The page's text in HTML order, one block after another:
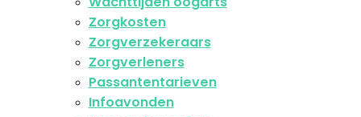
Zorgkosten
Zorgverzekeraars
Zorgverleners
Passantentarieven
Infoavonden